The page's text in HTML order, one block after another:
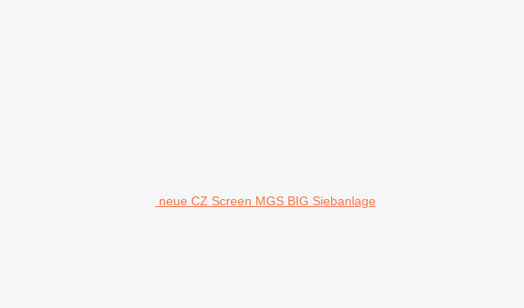
neue CZ Screen MGS BIG Siebanlage